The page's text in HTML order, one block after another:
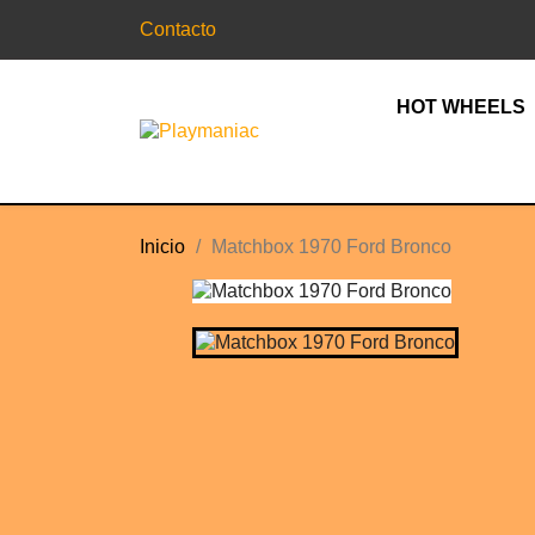
Contacto
HOT WHEELS
Inicio Matchbox 1970 Ford Bronco